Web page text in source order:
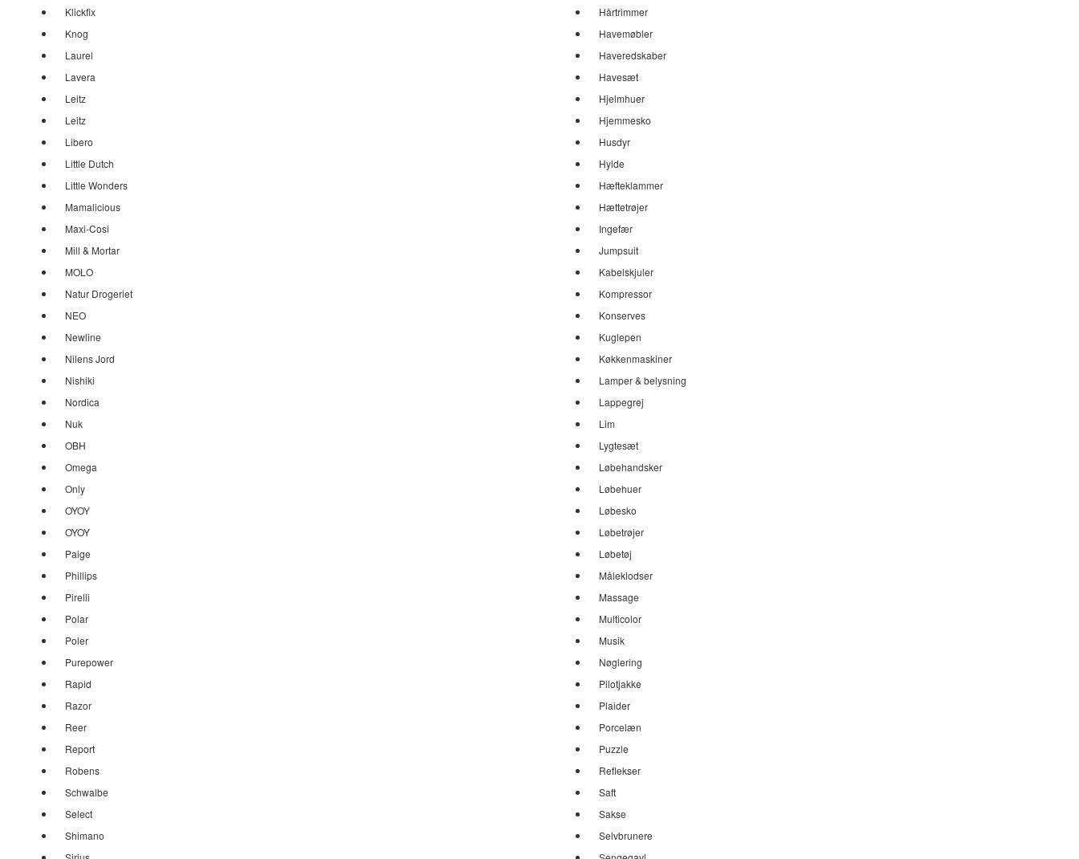
Klickfix
Knog
Laurel
Lavera
Leitz
Leitz
Libero
Little Dutch
Little Wonders
Mamalicious
Maxi-Cosi
Mill & Mortar
MOLO
Natur Drogeriet
NEO
Newline
Nilens Jord
Nishiki
Nordica
Nuk
OBH
Omega
Only
OYOY
OYOY
Paige
Phillips
Pirelli
Polar
Poler
Purepower
Rapid
Razor
Reer
Report
Robens
Schwalbe
Select
Shimano
Hårtrimmer
Havemøbler
Haveredskaber
Havesæt
Hjelmhuer
Hjemmesko
Husdyr
Hylde
Hæfteklammer
Hættetrøjer
Ingefær
Jumpsuit
Kabelskjuler
Kompressor
Konserves
Kuglepen
Køkkenmaskiner
Lamper & belysning
Lappegrej
Lim
Lygtesæt
Løbehandsker
Løbehuer
Løbesko
Løbetrøjer
Løbetøj
Måleklodser
Massage
Multicolor
Musik
Nøglering
Pilotjakke
Plaider
Porcelæn
Puzzle
Reflekser
Saft
Sakse
Selvbrunere